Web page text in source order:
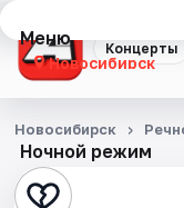
Концерты
Меню
Новосибирск
Концерты
Театр
Ночной режим
Новосибирск